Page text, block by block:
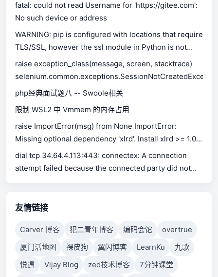
fatal: could not read Username for 'https://gitee.com':
No such device or address
WARNING: pip is configured with locations that require
TLS/SSL, however the ssl module in Python is not
available.
raise exception_class(message, screen, stacktrace)
php经典面试题八 -- Swoole相关
限制 WSL2 中 Vmmem 的内存占用
raise ImportError(msg) from None ImportError:
Missing optional dependency 'xlrd'. Install xlrd >= 1.0.0
for Excel support Use pip or conda to install xlrd.
dial tcp 34.64.4.113:443: connectex: A connection
attempt failed because the connected party did not
connection failed because connected host has failed
to respond.
友情链接
Carver 博客 犯二青年博客 编码会馆
overtrue
厦门活地图
裸皮狗 翼闪博客 LearnKu
九歌
悦遇
Vijay Blog zed技术博客
7分钟课堂